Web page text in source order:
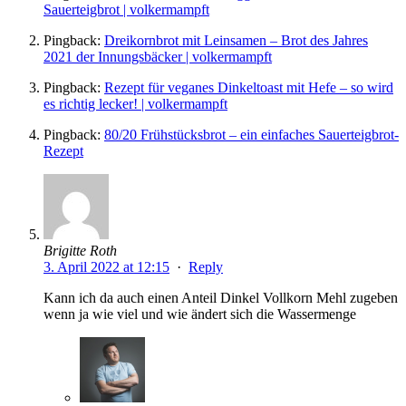
Sauerteigbrot | volkermampft
Pingback: Dreikornbrot mit Leinsamen – Brot des Jahres
2021 der Innungsbäcker | volkermampft
Pingback: Rezept für veganes Dinkeltoast mit Hefe – so wird
es richtig lecker! | volkermampft
Pingback: 80/20 Frühstücksbrot – ein einfaches Sauerteigbrot-
Rezept
Brigitte Roth
3. April 2022 at 12:15 · Reply
Kann ich da auch einen Anteil Dinkel Vollkorn Mehl zugeben
wenn ja wie viel und wie ändert sich die Wassermenge